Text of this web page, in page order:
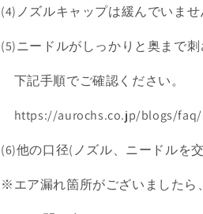
(4)ノズルキャップは緩んでいませ
(5)ニードルがしっかりと奥まで刺
下記手順でご確認ください。
https://aurochs.co.jp/blogs/faq/
(6)他の口径(ノズル、ニードルを
※エア漏れ箇所がございましたら、